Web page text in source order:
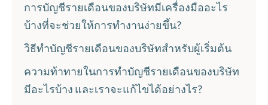
การบัญชีรายเดือนของบริษัทมีเครื่องมืออะไร
บ้างที่จะช่วยให้การทำงานง่ายขึ้น?
วิธีทำบัญชีรายเดือนของบริษัทสำหรับผู้เริ่มต้น
ความท้าทายในการทำบัญชีรายเดือนของบริษัท
มีอะไรบ้าง และเราจะแก้ไขได้อย่างไร?